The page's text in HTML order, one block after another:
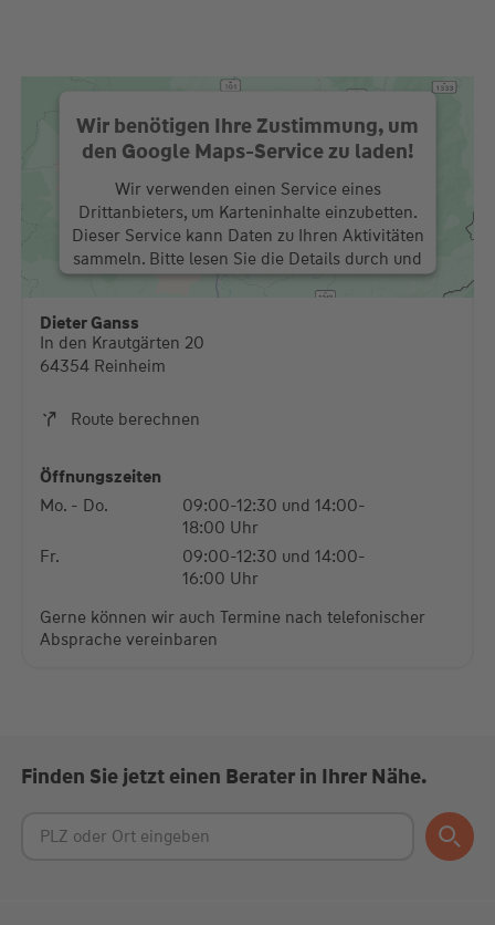
Wir benötigen Ihre Zustimmung, um
den Google Maps-Service zu laden!
Wir verwenden einen Service eines
Drittanbieters, um Karteninhalte einzubetten.
Dieser Service kann Daten zu Ihren Aktivitäten
sammeln. Bitte lesen Sie die Details durch und
stimmen Sie der Nutzung des Service zu, um
diese Karte anzuzeigen.
Mehr Informationen
Dieter Ganss
In den Krautgärten 20
64354 Reinheim
Route berechnen
Öffnungszeiten
Mo. - Do.
09:00-12:30 und 14:00-
18:00 Uhr
Fr.
09:00-12:30 und 14:00-
16:00 Uhr
Gerne können wir auch Termine nach telefonischer
Absprache vereinbaren
Finden Sie jetzt einen Berater in Ihrer Nähe.